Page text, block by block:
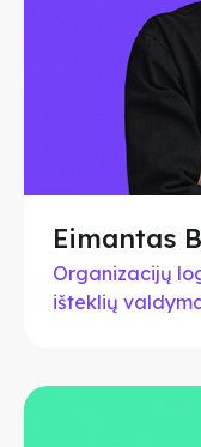
Eimantas
Organizacijų
išteklių